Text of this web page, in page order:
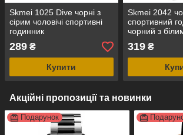
Skmei 1025 Dive чорні з
сірим чоловічі спортивні
годинник
289 ₴
Купити
Skmei 2042
спортивний
чорний з
319₴
Акційні пропозиції та новинки
Подарунок